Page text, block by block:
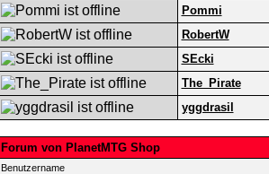
Pommi
RobertW
SEcki
The_Pirate
yggdrasil
Forum von PlanetMTG Shop
Benutzername